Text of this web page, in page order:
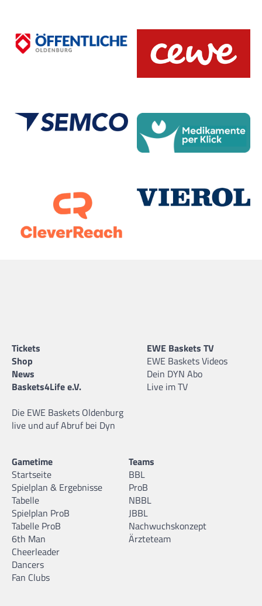
Tickets
Shop
News
Baskets4Life e.V.
Die EWE Baskets Oldenburg
live und auf Abruf bei Dyn
EWE Baskets TV
EWE Baskets Videos
Dein DYN Abo
Live im TV
Gametime
Startseite
Spielplan & Ergebnisse
Tabelle
Spielplan ProB
Tabelle ProB
6th Man
Cheerleader
Dancers
Fan Clubs
Teams
BBL
ProB
NBBL
JBBL
Nachwuchskonzept
Ärzteteam